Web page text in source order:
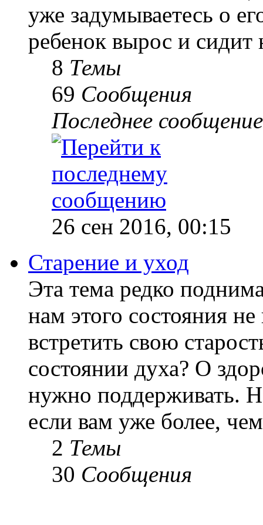
уже задумываетесь о
ребенок вырос и сидит
8 Темы
69 Сообщения
Последнее сообщение
26 сен 2016, 00:15
Старение и уход
Эта тема редко
нам этого состояния
встретить свою
состоянии духа? О
нужно поддерживать.
если вам уже более,
2 Темы
30 Сообщения